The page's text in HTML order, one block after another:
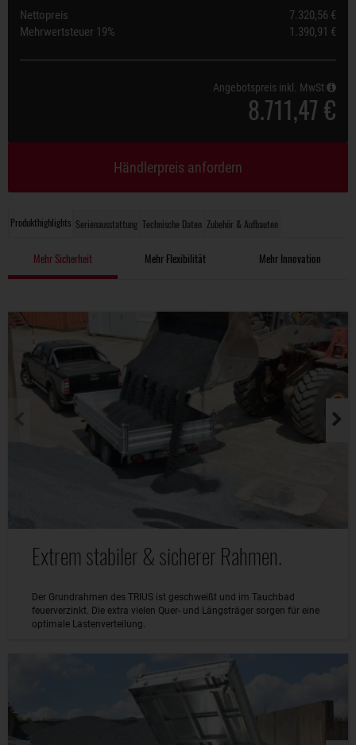
Produkthighlights Serienausstattung Technische Daten Zubehör & Aufbauten
Mehr Sicherheit Mehr Flexibilität Mehr Innovation
Extrem stabiler & sicherer Rahmen.
Der Grundrahmen des TRIUS ist geschweißt und im Tauchbad
feuerverzinkt. Die extra vielen Quer- und Längsträger sorgen für eine
optimale Lastenverteilung.
Nettopreis
7.320,56 €
Mehrwertsteuer 19% 1.390,91 €
Angebotspreis inkl. MwSt
8.711,47 €
Händlerpreis anfordern